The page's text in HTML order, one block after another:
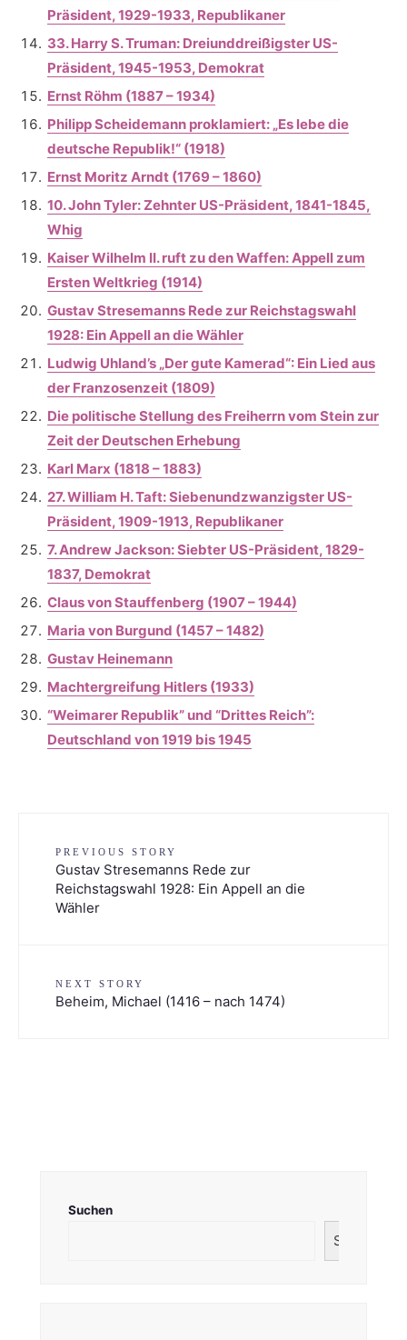
Präsident, 1929-1933, Republikaner
33. Harry S. Truman: Dreiunddreißigster US-
Präsident, 1945-1953, Demokrat
Ernst Röhm (1887 – 1934)
Philipp Scheidemann proklamiert: „Es lebe die
deutsche Republik!“ (1918)
Ernst Moritz Arndt (1769 – 1860)
10. John Tyler: Zehnter US-Präsident, 1841-1845,
Whig
Kaiser Wilhelm II. ruft zu den Waffen: Appell zum
Ersten Weltkrieg (1914)
Gustav Stresemanns Rede zur Reichstagswahl
1928: Ein Appell an die Wähler
Ludwig Uhland’s „Der gute Kamerad“: Ein Lied aus
der Franzosenzeit (1809)
Die politische Stellung des Freiherrn vom Stein zur
Zeit der Deutschen Erhebung
Karl Marx (1818 – 1883)
27. William H. Taft: Siebenundzwanzigster US-
Präsident, 1909-1913, Republikaner
7. Andrew Jackson: Siebter US-Präsident, 1829-
1837, Demokrat
Claus von Stauffenberg (1907 – 1944)
Maria von Burgund (1457 – 1482)
Gustav Heinemann
Machtergreifung Hitlers (1933)
“Weimarer Republik” und “Drittes Reich”:
Deutschland von 1919 bis 1945
PREVIOUS STORY
Gustav Stresemanns Rede zur
Reichstagswahl 1928: Ein Appell an die
Wähler
NEXT STORY
Beheim, Michael (1416 – nach 1474)
Suchen
Suchen